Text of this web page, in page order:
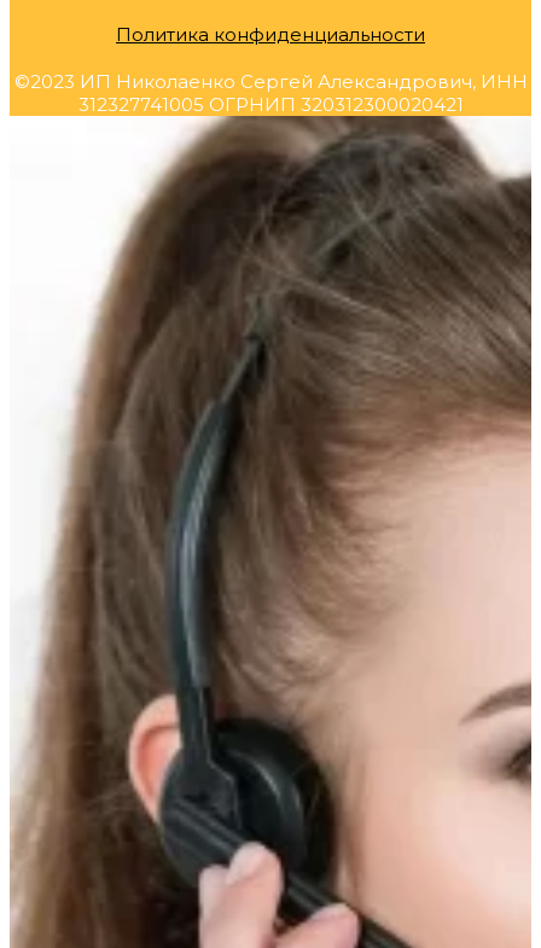
Политика конфиденциальности
©2023 ИП Николаенко Сергей Александрович, ИНН
312327741005 ОГРНИП 320312300020421